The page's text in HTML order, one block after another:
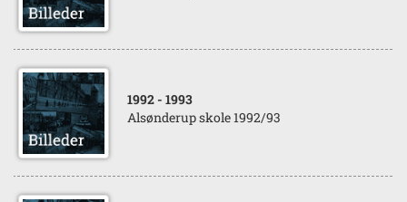
1992 - 1993
Alsønderup skole 1992/93